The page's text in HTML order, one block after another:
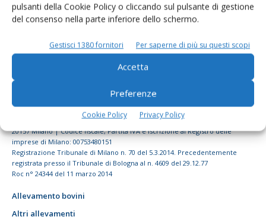
pulsanti della Cookie Policy o cliccando sul pulsante di gestione
del consenso nella parte inferiore dello schermo.
Gestisci 1380 fornitori Per saperne di più su questi scopi
Accetta
Preferenze
Cookie Policy Privacy Policy
© Tecniche Nuove Spa. Tutti i diritti riservati. Sede legale Via Eritrea 21 -
20157 Milano | Codice fiscale, Partita IVA e Iscrizione al Registro delle
imprese di Milano: 00753480151
Registrazione Tribunale di Milano n. 70 del 5.3.2014. Precedentemente
registrata presso il Tribunale di Bologna al n. 4609 del 29.12.77
Roc n° 24344 del 11 marzo 2014
Allevamento bovini
Altri allevamenti